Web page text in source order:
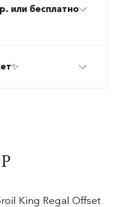
или бесплатно
✨
King Regal Offset